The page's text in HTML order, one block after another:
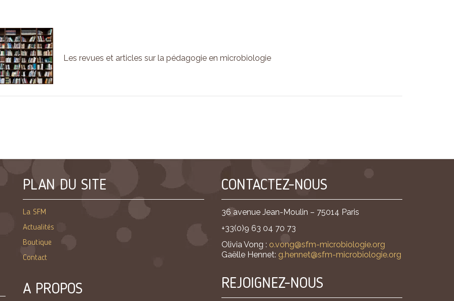
Les revues et articles sur la pédagogie en microbiologie
PLAN DU SITE
La SFM
Actualités
Boutique
Contact
A PROPOS
CONTACTEZ-NOUS
36 avenue Jean-Moulin – 75014 Paris
+33(0)9 63 04 70 73
Olivia Vong : o.vong@sfm-microbiologie.org
Gaëlle Hennet: g.hennet@sfm-microbiologie.org
REJOIGNEZ-NOUS